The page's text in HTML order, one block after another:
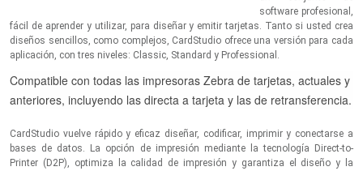
software profesional,
fácil de aprender y utilizar, para diseñar y emitir tarjetas. Tanto si usted crea
diseños sencillos, como complejos, CardStudio ofrece una versión para cada
aplicación, con tres niveles: Classic, Standard y Professional.
Compatible con todas las impresoras Zebra de tarjetas, actuales y
anteriores, incluyendo las directa a tarjeta y las de retransferencia.
CardStudio vuelve rápido y eficaz diseñar, codificar, imprimir y conectarse a
bases de datos. La opción de impresión mediante la tecnología Direct-to-
Printer (D2P), optimiza la calidad de impresión y garantiza el diseño y la